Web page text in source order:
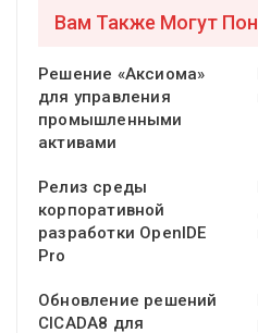
Вам Также Могут
Решение «Аксиома»
для управления
промышленными
активами
Релиз среды
корпоративной
разработки OpenIDE
Pro
Обновление решений
CICADA8 для